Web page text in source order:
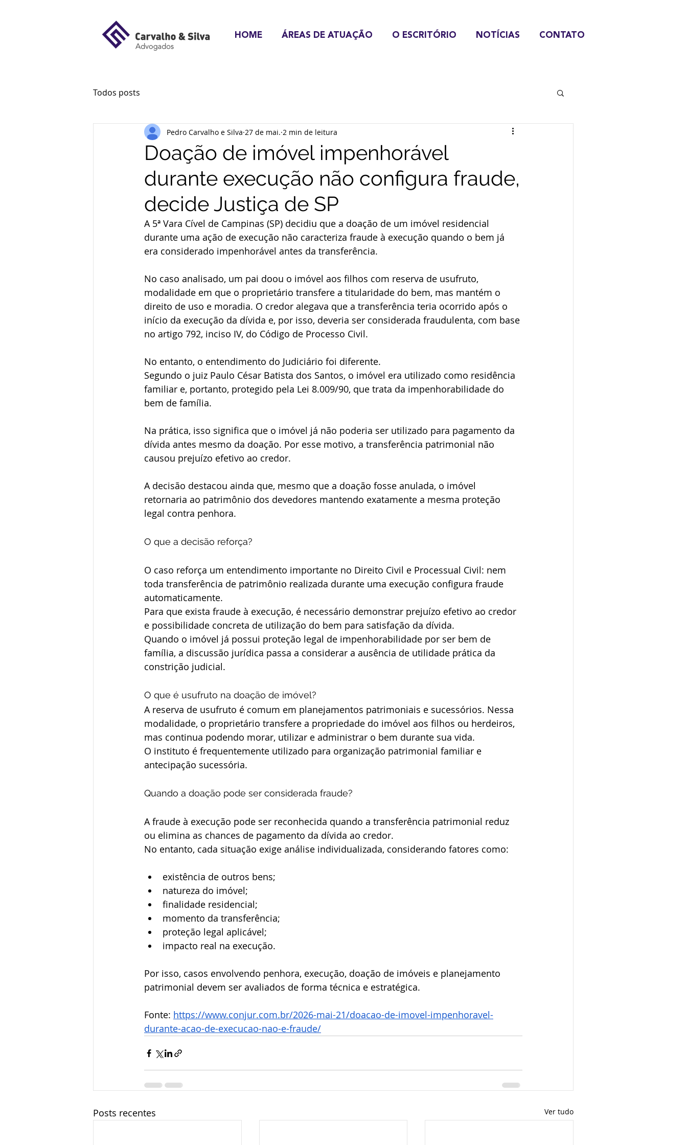
HOME ÁREAS DE ATUAÇÃO O ESCRITÓRIO NOTÍCIAS CONTATO
Todos posts
Doação de imóvel impenhorável
durante execução não configura fraude,
decide Justiça de SP
Pedro Carvalho e Silva 27 de mai. 2 min de leitura
A 5ª Vara Cível de Campinas (SP) decidiu que a doação de um imóvel residencial
durante uma ação de execução não caracteriza fraude à execução quando o bem já
era considerado impenhorável antes da transferência.
No caso analisado, um pai doou o imóvel aos filhos com reserva de usufruto,
modalidade em que o proprietário transfere a titularidade do bem, mas mantém o
direito de uso e moradia. O credor alegava que a transferência teria ocorrido após o
início da execução da dívida e, por isso, deveria ser considerada fraudulenta, com base
no artigo 792, inciso IV, do Código de Processo Civil.
No entanto, o entendimento do Judiciário foi diferente.
Segundo o juiz Paulo César Batista dos Santos, o imóvel era utilizado como residência
familiar e, portanto, protegido pela Lei 8.009/90, que trata da impenhorabilidade do
bem de família.
Na prática, isso significa que o imóvel já não poderia ser utilizado para pagamento da
dívida antes mesmo da doação. Por esse motivo, a transferência patrimonial não
causou prejuízo efetivo ao credor.
A decisão destacou ainda que, mesmo que a doação fosse anulada, o imóvel
retornaria ao patrimônio dos devedores mantendo exatamente a mesma proteção
legal contra penhora.
O que a decisão reforça?
O caso reforça um entendimento importante no Direito Civil e Processual Civil: nem
toda transferência de patrimônio realizada durante uma execução configura fraude
automaticamente.
Para que exista fraude à execução, é necessário demonstrar prejuízo efetivo ao credor
e possibilidade concreta de utilização do bem para satisfação da dívida.
Quando o imóvel já possui proteção legal de impenhorabilidade por ser bem de
família, a discussão jurídica passa a considerar a ausência de utilidade prática da
constrição judicial.
O que é usufruto na doação de imóvel?
A reserva de usufruto é comum em planejamentos patrimoniais e sucessórios. Nessa
modalidade, o proprietário transfere a propriedade do imóvel aos filhos ou herdeiros,
mas continua podendo morar, utilizar e administrar o bem durante sua vida.
O instituto é frequentemente utilizado para organização patrimonial familiar e
antecipação sucessória.
Quando a doação pode ser considerada fraude?
A fraude à execução pode ser reconhecida quando a transferência patrimonial reduz
ou elimina as chances de pagamento da dívida ao credor.
No entanto, cada situação exige análise individualizada, considerando fatores como:
existência de outros bens;
natureza do imóvel;
finalidade residencial;
momento da transferência;
proteção legal aplicável;
impacto real na execução.
Por isso, casos envolvendo penhora, execução, doação de imóveis e planejamento
patrimonial devem ser avaliados de forma técnica e estratégica.
Fonte: https://www.conjur.com.br/2026-mai-21/doacao-de-imovel-impenhoravel-
durante-acao-de-execucao-nao-e-fraude/
Posts recentes Ver tudo